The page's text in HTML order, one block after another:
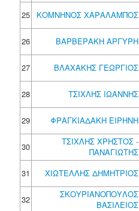
25
ΚΟΜΝΗΝΟΣ ΧΑΡΑΛΑΜΠΟΣ
26
ΒΑΡΒΕΡΑΚΗ ΑΡΓΥΡΗ
27
ΒΛΑΧΑΚΗΣ ΓΕΩΡΓΙΟΣ
28
ΤΣΙΧΛΗΣ ΙΩΑΝΝΗΣ
29
ΦΡΑΓΚΙΑΔΑΚΗ ΕΙΡΗΝΗ
30
ΤΣΙΧΛΗΣ ΧΡΗΣΤΟΣ -
ΠΑΝΑΓΙΩΤΗΣ
31
ΧΙΩΤΕΛΛΗΣ ΔΗΜΗΤΡΙΟΣ
32
ΣΚΟΥΡΙΑΝΟΠΟΥΛΟΣ
ΒΑΣΙΛΕΙΟΣ